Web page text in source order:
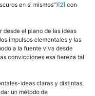
en si mismos”)[2] con
desde el plano de las ideas
impulsos elementales y las
a la fuente viva desde
convicciones esa fiereza tal
ideas claras y distintas,
un método de